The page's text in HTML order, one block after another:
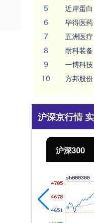
5 近岸蛋白
6 毕得医药
7 五洲医疗
8 耐科装备
9 一博科技
10 方邦股份
沪深京行情
沪深300